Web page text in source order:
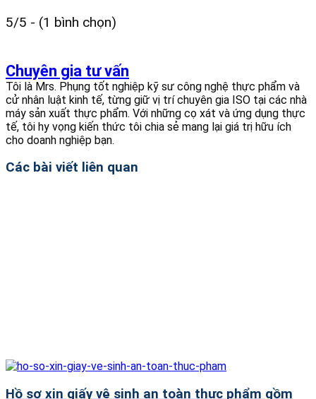
5/5 - (1 bình chọn)
Chuyên gia tư vấn
Tôi là Mrs. Phụng tốt nghiệp kỹ sư công nghệ thực phẩm và
cử nhân luật kinh tế, từng giữ vị trí chuyên gia ISO tại các nhà
máy sản xuất thực phẩm. Với những cọ xát và ứng dụng thực
tế, tôi hy vọng kiến thức tôi chia sẻ mang lại giá trị hữu ích
cho doanh nghiệp bạn.
Các bài viết liên quan
Hồ sơ xin giấy vệ sinh an toàn thực phẩm gồm